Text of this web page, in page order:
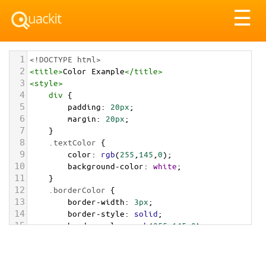
☰
1 <!DOCTYPE html>
2 <title>Color Example</title>
3 <style>
4 div {
5 padding: 20px;
6 margin: 20px;
7 }
8 .textColor {
9 color: rgb(255 145 0);
10 background-color: white;
11 }
12 .borderColor {
13 border-width: 3px;
14 border-style: solid;
15 border-color: rgb(255,145,0);